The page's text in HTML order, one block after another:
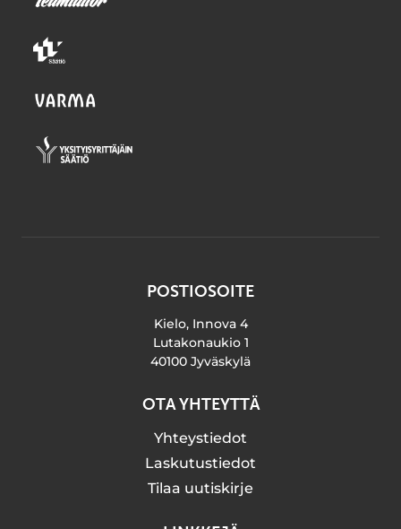
POSTIOSOITE
Kielo, Innova 4
Lutakonaukio 1
40100 Jyväskylä
OTA YHTEYTTÄ
Yhteystiedot
Laskutustiedot
Tilaa uutiskirje